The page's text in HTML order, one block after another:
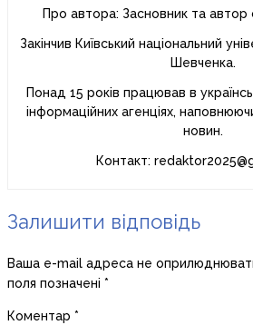
Про автора: Засновник та автор
Закінчив Київський національний
Шевченка.
Понад 15 років працював в
інформаційних агенціях,
новин.
Контакт:
Залишити відповідь
Ваша e-mail адреса не
поля позначені *
Коментар *